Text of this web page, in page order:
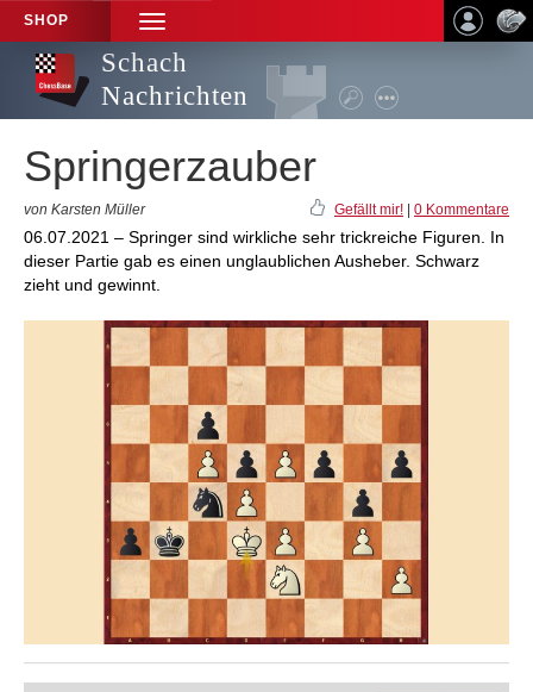
SHOP
TOGGLE
NAVIGATION
Schach
Nachrichten
Springerzauber
von Karsten Müller Gefällt mir! 0 Kommentare
06.07.2021 – Springer sind wirkliche sehr trickreiche Figuren. In
dieser Partie gab es einen unglaublichen Ausheber. Schwarz
zieht und gewinnt.